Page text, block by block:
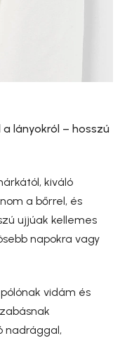
a lányokról – hosszú
kiváló
a bőrrel, és
ujjúak kellemes
napokra vagy
vidám és
nadrággal,